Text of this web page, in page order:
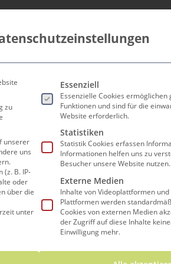
Forschen und Lehren
zu
unserer
uns
(z. B. IP-
oder
über die
unter
Es folgt eine Liste der
Essenziell
Essenzielle Cookies ermöglichen
Funktionen und sind für die
Website erforderlich.
Statistiken
Statistik Cookies erfassen
Informationen helfen uns zu
Besucher unsere Website nutzen.
Externe Medien
Inhalte von Videoplattformen
Plattformen werden
Cookies von externen Medien
der Zugriff auf diese Inhalte
Einwilligung mehr.